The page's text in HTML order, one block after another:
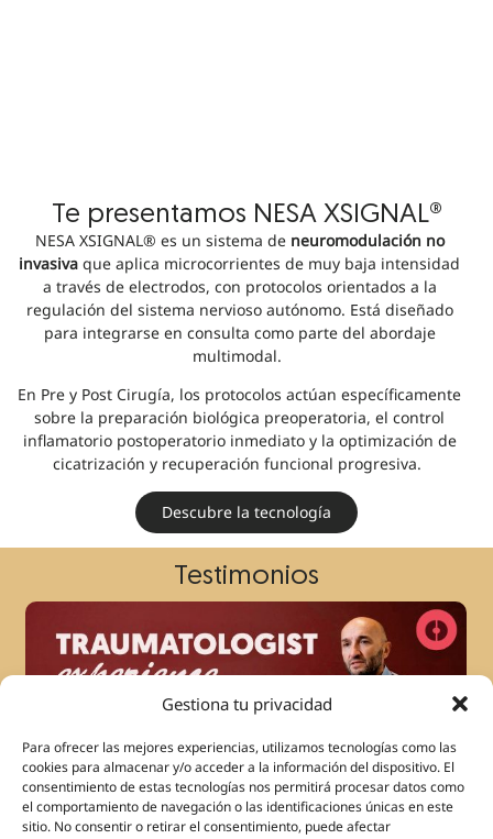
Gestiona tu privacidad
Para ofrecer las mejores experiencias, utilizamos tecnologías como las
cookies para almacenar y/o acceder a la información del dispositivo. El
consentimiento de estas tecnologías nos permitirá procesar datos como
el comportamiento de navegación o las identificaciones únicas en este
sitio. No consentir o retirar el consentimiento, puede afectar
Te presentamos NESA XSIGNAL®
NESA XSIGNAL® es un sistema de neuromodulación no
invasiva que aplica microcorrientes de muy baja intensidad
a través de electrodos, con protocolos orientados a la
regulación del sistema nervioso autónomo. Está diseñado
para integrarse en consulta como parte del abordaje
multimodal.
En Pre y Post Cirugía, los protocolos actúan específicamente
sobre la preparación biológica preoperatoria, el control
inflamatorio postoperatorio inmediato y la optimización de
cicatrización y recuperación funcional progresiva.
Descubre la tecnología
Testimonios